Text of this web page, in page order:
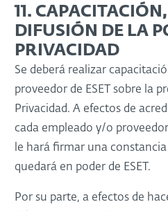
11.
DIFUSIÓN DE LA
PRIVACIDAD
Se deberá realizar
proveedor de ESET sobre la
Privacidad. A efectos de
cada empleado y/o
le hará firmar una
quedará en poder de ESET.
Por su parte, a efectos de